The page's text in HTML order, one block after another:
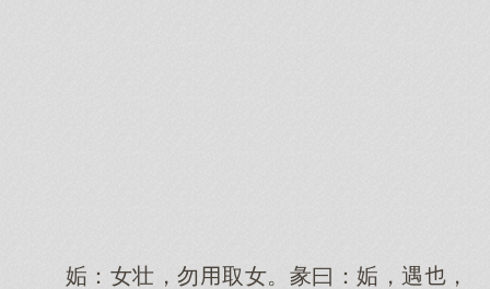
姤：女壮，勿取女。彖曰：姤，遇，